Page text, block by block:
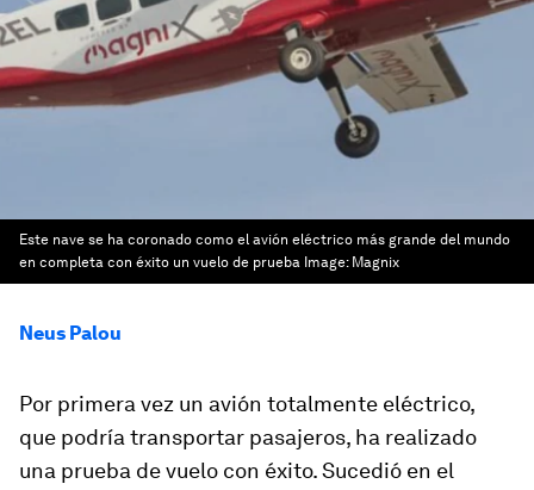
Este nave se ha coronado como el avión eléctrico más grande del mundo
en completa con éxito un vuelo de prueba Image: Magnix
Neus Palou
Por primera vez un avión totalmente eléctrico,
que podría transportar pasajeros, ha realizado
una prueba de vuelo con éxito. Sucedió en el